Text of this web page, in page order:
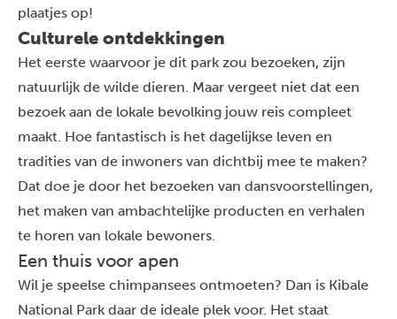
plaatjes op!
Culturele ontdekkingen
Het eerste waarvoor je dit park zou bezoeken, zijn
natuurlijk de wilde dieren. Maar vergeet niet dat een
bezoek aan de lokale bevolking jouw reis compleet
maakt. Hoe fantastisch is het dagelijkse leven en
tradities van de inwoners van dichtbij mee te maken?
Dat doe je door het bezoeken van dansvoorstellingen,
het maken van ambachtelijke producten en verhalen
te horen van lokale bewoners.
Een thuis voor apen
Wil je speelse chimpansees ontmoeten? Dan is Kibale
National Park daar de ideale plek voor. Het staat